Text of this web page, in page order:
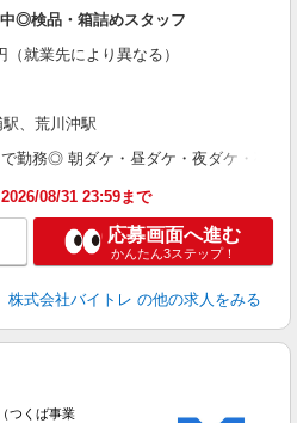
中◎検品・箱詰めスタッフ
就業先により異なる）
、荒川沖駅
勤務◎ 朝ダケ・昼ダケ・夜ダケ・夜
08/31 23:59まで
応募画面へ進む
かんたん3ステップ！
株式会社バイトレ の他の求人をみる
つくば事業